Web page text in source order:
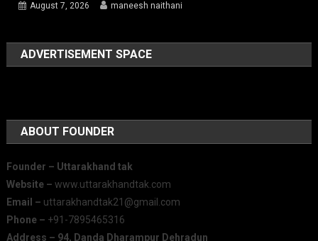
August 7, 2026 maneesh naithani
ADVERTISEMENT SPACE
ABOUT FOUNDER
Founder – Uttarakhand tak
Website – www.uttarakhandtak.com
Email – uttarakhandtak21@gmail.com
Phone – +91-7895465316
Address – 94, Danda Dharampur Dehradun